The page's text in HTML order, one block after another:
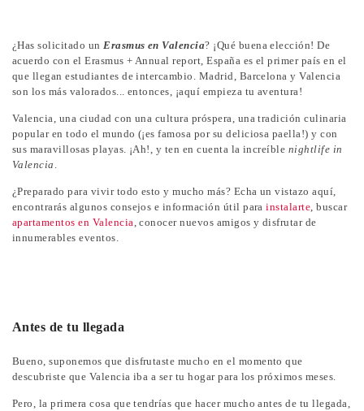
¿Has solicitado un Erasmus en Valencia? ¡Qué buena elección! De
acuerdo con el Erasmus + Annual report, España es el primer país en el
que llegan estudiantes de intercambio. Madrid, Barcelona y Valencia
son los más valorados... entonces, ¡aquí empieza tu aventura!
Valencia, una ciudad con una cultura próspera, una tradición culinaria
popular en todo el mundo (¡es famosa por su deliciosa paella!) y con
sus maravillosas playas. ¡Ah!, y ten en cuenta la increíble nightlife in
Valencia
¿Preparado para vivir todo esto y mucho más? Echa un vistazo aquí,
encontrarás algunos consejos e información útil parainstalarte , buscar
apartamentos en Valencia , conocer nuevos amigos y disfrutar de
innumerables eventos.
Antes de tu llegada
Bueno, suponemos que disfrutaste mucho en el momento que
descubriste que Valencia iba a ser tu hogar para los próximos meses.
Pero, la primera cosa que tendrías que hacer mucho antes de tu llegada,